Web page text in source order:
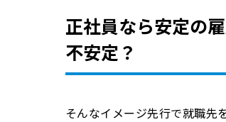
正社員なら安定の
不安定？
そんなイメージ先行で就職先